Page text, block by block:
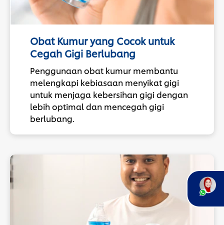
Obat Kumur yang Cocok untuk
Cegah Gigi Berlubang
Penggunaan obat kumur membantu
melengkapi kebiasaan menyikat gigi
untuk menjaga kebersihan gigi dengan
lebih optimal dan mencegah gigi
berlubang.